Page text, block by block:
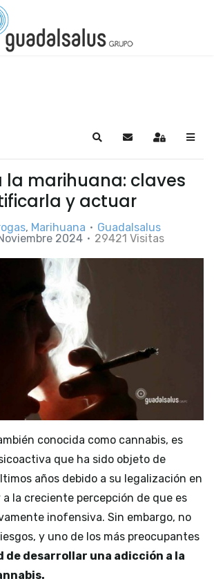
SearchSuscribirse a las
Sign In
la marihuana: claves
y actuar
Marihuana
Guadalsalus
2024
29421 Visitas
conocida como cannabis, es
que ha sido objeto de
años debido a su legalización en
a la creciente percepción de que es
inofensiva. Sin embargo, no
y uno de los más preocupantes
de desarrollar una adicción a la